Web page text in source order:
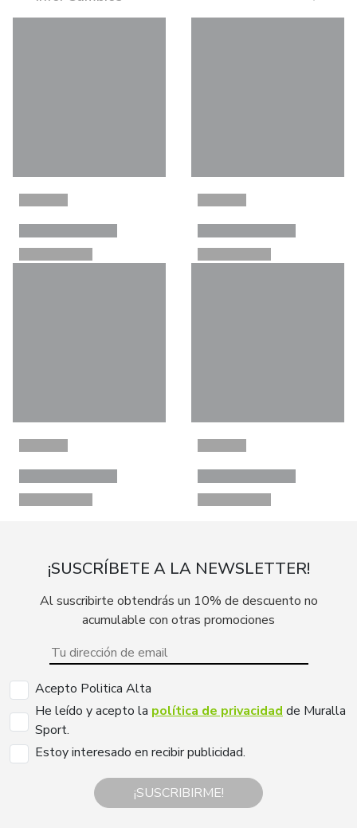
¡SUSCRÍBETE A LA NEWSLETTER!
Al suscribirte obtendrás un 10% de descuento no
acumulable con otras promociones
Acepto Politica Alta
He leído y acepto la política de privacidad de Muralla
Sport.
Estoy interesado en recibir publicidad.
¡SUSCRIBIRME!